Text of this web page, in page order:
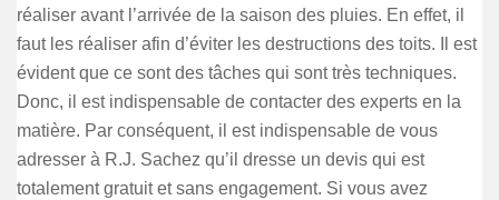
réaliser avant l’arrivée de la saison des pluies. En effet, il
faut les réaliser afin d’éviter les destructions des toits. Il est
évident que ce sont des tâches qui sont très techniques.
Donc, il est indispensable de contacter des experts en la
matière. Par conséquent, il est indispensable de vous
adresser à R.J. Sachez qu’il dresse un devis qui est
totalement gratuit et sans engagement. Si vous avez